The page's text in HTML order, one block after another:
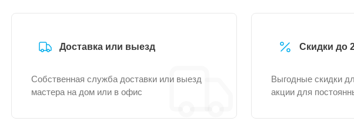
Доставка или выезд
Собственная служба доставки или выезд
мастера на дом или в офис
Скидки до
Выгодные скидки
акции для